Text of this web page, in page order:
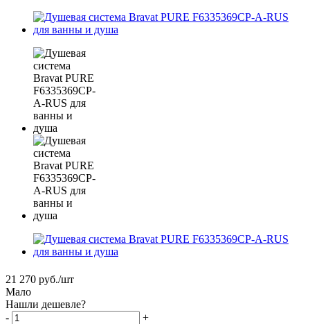
21 270 руб./шт
Мало
Нашли дешевле?
-
+